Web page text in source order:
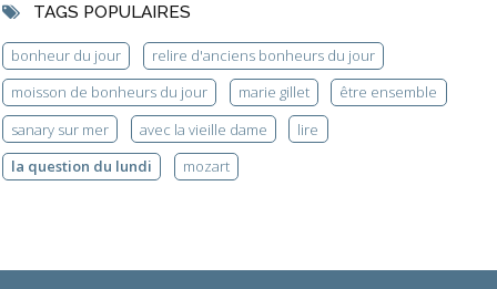
TAGS POPULAIRES
bonheur du jour
relire d'anciens bonheurs du jour
moisson de bonheurs du jour
marie gillet
être ensemble
sanary sur mer
avec la vieille dame
lire
la question du lundi
mozart